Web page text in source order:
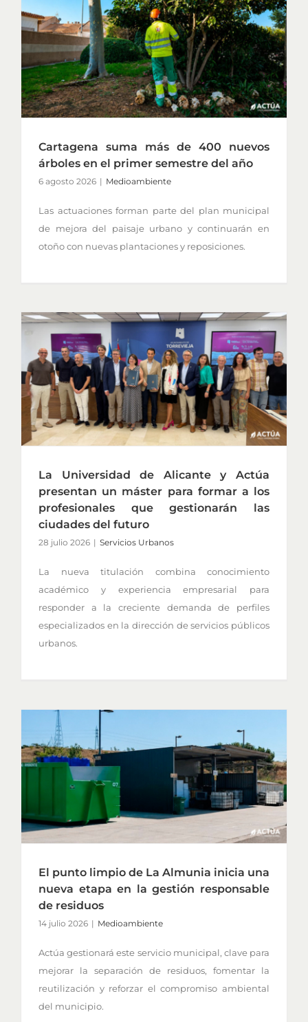
Cartagena suma más de 400 nuevos
árboles en el primer semestre del año
6 agosto 2026 | Medioambiente
Las actuaciones forman parte del plan municipal
de mejora del paisaje urbano y continuarán en
otoño con nuevas plantaciones y reposiciones.
La Universidad de Alicante y Actúa
presentan un máster para formar a los
profesionales que gestionarán las
ciudades del futuro
28 julio 2026 | Servicios Urbanos
La nueva titulación combina conocimiento
académico y experiencia empresarial para
responder a la creciente demanda de perfiles
especializados en la dirección de servicios públicos
urbanos.
El punto limpio de La Almunia inicia una
nueva etapa en la gestión responsable
de residuos
14 julio 2026 | Medioambiente
Actúa gestionará este servicio municipal, clave para
mejorar la separación de residuos, fomentar la
reutilización y reforzar el compromiso ambiental
del municipio.